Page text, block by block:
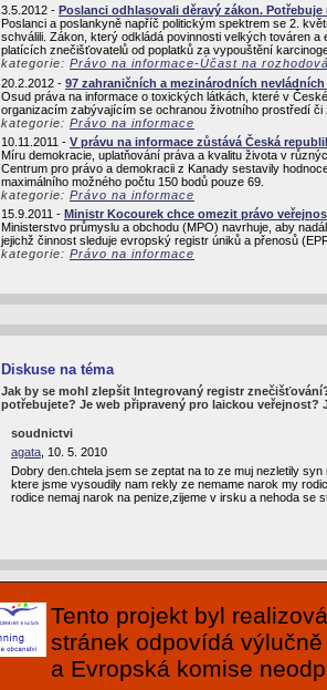
3.5.2012 - Poslanci odhlasovali děravý zákon. Potřebuje
Poslanci a poslankyně napříč politickým spektrem se 2.
schválili. Zákon, který odkládá povinnosti velkých továren
platících znečišťovatelů od poplatků za vypouštění
kategorie: Právo na informace-Účast na
20.2.2012 - 97 zahraničních a mezinárodních
Osud práva na informace o toxických látkách, které v
organizacím zabývajícím se ochranou životního prostředí či
kategorie: Právo na informace
10.11.2011 - V právu na informace zůstává Česká
Míru demokracie, uplatňování práva a kvalitu života v
Centrum pro právo a demokracii z Kanady sestavily
maximálního možného počtu 150 bodů pouze 69.
kategorie: Právo na informace
15.9.2011 - Ministr Kocourek chce omezit právo
Ministerstvo průmyslu a obchodu (MPO) navrhuje, aby
jejichž činnost sleduje evropský registr úniků a přenosů
kategorie: Právo na informace
Diskuse na téma
Jak by se mohl zlepšit Integrovaný registr
potřebujete? Je web připravený pro laickou veřejnost?
soudnictvi
agata , 10. 5. 2010
Dobry den.chtela jsem se zeptat na to ze muj nezletily
ktere jsme vysoudily nam rekly ze nemame narok my
rodice nemaj narok na penize,zijeme v irsku a nehoda se
Tento projekt byl
stránek odpovídá
a Evropská komise